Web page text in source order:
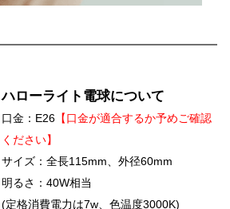
ハローライト電球について
口金：E26【口金が適合するか予めご確認
ください】
サイズ：全長115mm、外径60mm
明るさ：40W相当
(定格消費電力は7w、色温度3000K)